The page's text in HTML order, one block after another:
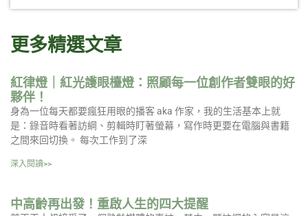
更多精選文章
紅律燈｜紅光護眼檯燈：照顧每一位創作者雙眼的好
夥伴！
身為一位每天都要瘋狂用眼的播客 aka 作家，我的生活基本上就
是：錄音時看著訪綱、剪輯時盯著螢幕，寫作時更要在電腦與書籍
之間來回切換。 每次工作到了深
深入閱讀>>
中高齡再出發！重啟人生的四大提醒